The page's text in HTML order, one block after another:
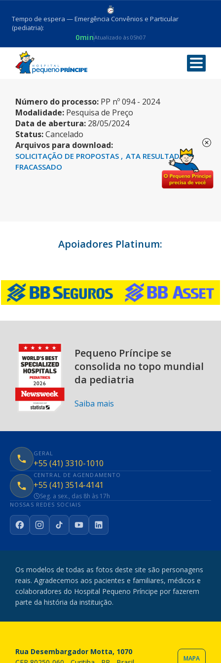
Tempo de espera — Emergência Convênios e Particular
(pediatria):
0minAtualizado às 05h07
ALBUMINA
Número do processo: PP nº 094 - 2024
Modalidade: Pesquisa de Preço
Data de abertura: 28/05/2024
Status:Cancelado
Arquivos para download:
SOLICITAÇÃO DE PROPOSTAS
ATA RESULTADO-
FRACASSADO
Apoiadores Platinum:
Pequeno Príncipe se
consolida no topo mundial
da pediatria
Saiba mais
GERAL
+55 (41) 3310-1010
CENTRAL DE AGENDAMENTO
+55 (41) 3514-4141
Seg. a sex., das 8h às 17h
NOSSAS REDES SOCIAIS
FacebookInstagram
TikTokYouTubeLinkedIn
Os modelos de todas as fotos deste site são personagens
reais. Agradecemos aos pacientes e familiares, médicos e
colaboradores do Hospital Pequeno Príncipe por fazerem
parte da história da instituição.
Rua Desembargador Motta, 1070
MAPA